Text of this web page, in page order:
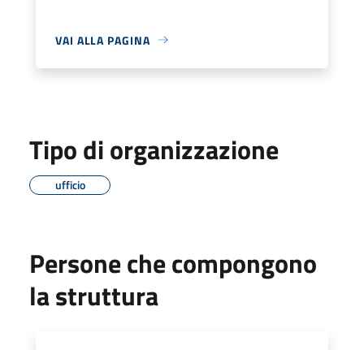
VAI ALLA PAGINA
Tipo di organizzazione
ufficio
Persone che compongono
la struttura